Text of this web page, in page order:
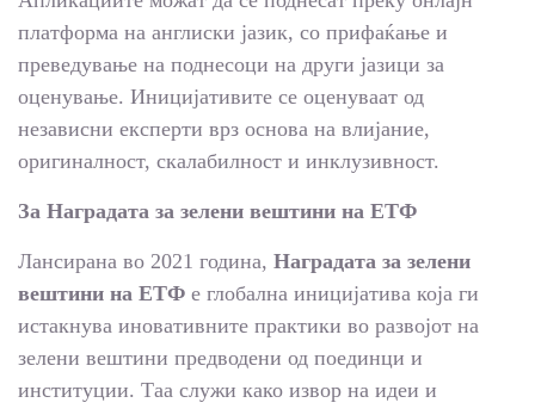
платформа на англиски јазик, со прифаќање и
преведување на поднесоци на други јазици за
оценување. Иницијативите се оценуваат од
независни експерти врз основа на влијание,
оригиналност, скалабилност и инклузивност.
За Наградата за зелени вештини на ЕТФ
Лансирана во 2021 година, Наградата за зелени
вештини на ЕТФ е глобална иницијатива која ги
истакнува иновативните практики во развојот на
зелени вештини предводени од поединци и
институции. Таа служи како извор на идеи и